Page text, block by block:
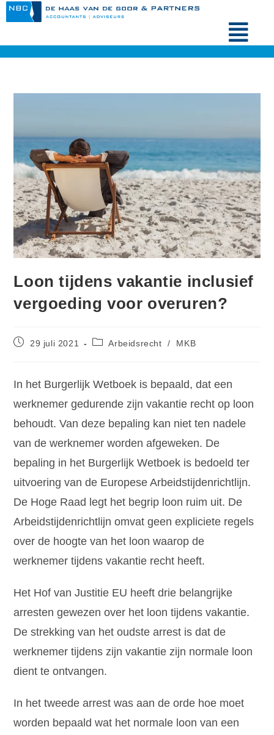
Loon tijdens vakantie inclusief
vergoeding voor overuren?
29 juli 2021 Arbeidsrecht / MKB
In het Burgerlijk Wetboek is bepaald, dat een
werknemer gedurende zijn vakantie recht op loon
behoudt. Van deze bepaling kan niet ten nadele
van de werknemer worden afgeweken. De
bepaling in het Burgerlijk Wetboek is bedoeld ter
uitvoering van de Europese Arbeidstijdenrichtlijn.
De Hoge Raad legt het begrip loon ruim uit. De
Arbeidstijdenrichtlijn omvat geen expliciete regels
over de hoogte van het loon waarop de
werknemer tijdens vakantie recht heeft.
Het Hof van Justitie EU heeft drie belangrijke
arresten gewezen over het loon tijdens vakantie.
De strekking van het oudste arrest is dat de
werknemer tijdens zijn vakantie zijn normale loon
dient te ontvangen.
In het tweede arrest was aan de orde hoe moet
worden bepaald wat het normale loon van een